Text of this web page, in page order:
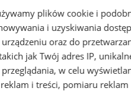
plików cookie i
i uzyskiwania
oraz do
jak Twój adres IP,
w celu
i treści, pomiaru reklam